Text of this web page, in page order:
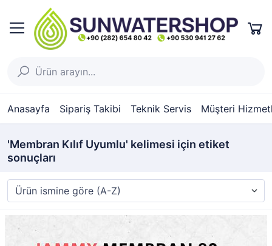
Anasayfa Sipariş Takibi Teknik Servis Müşteri
'Membran Kılıf Uyumlu' kelimesi için etiket
sonuçları